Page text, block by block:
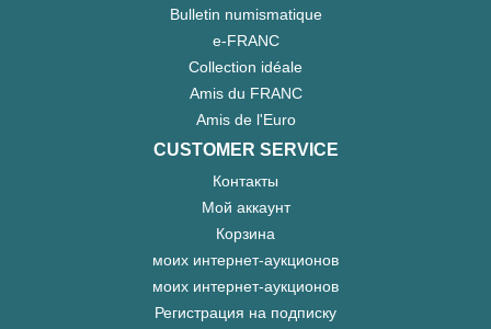
Bulletin numismatique
e-FRANC
Collection idéale
Amis du FRANC
Amis de l'Euro
CUSTOMER SERVICE
Контакты
Мой аккаунт
Корзина
моих интернет-аукционов
моих интернет-аукционов
Регистрация на подписку